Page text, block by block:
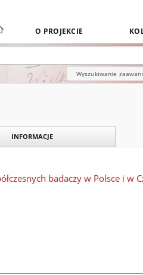
O PROJEKCIE
Wyszukiwanie
INFORMACJE
badaczy w Polsce i w